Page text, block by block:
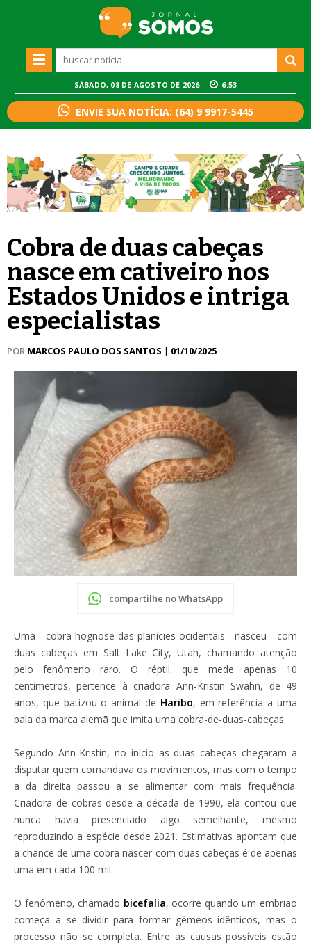
SÁBADO, 08 DE AGOSTO DE 2026 6:53
ENVIE SUA NOTÍCIA: (64) 9 9917-5445
Cobra de duas cabeças
nasce em cativeiro nos
Estados Unidos e intriga
especialistas
POR MARCOS PAULO DOS SANTOS | 01/10/2025
compartilhe no WhatsApp
Uma cobra-hognose-das-planícies-ocidentais nasceu com
duas cabeças em Salt Lake City, Utah, chamando atenção
pelo fenômeno raro. O réptil, que mede apenas 10
centímetros, pertence à criadora Ann-Kristin Swahn, de 49
anos, que batizou o animal de Haribo, em referência a uma
bala da marca alemã que imita uma cobra-de-duas-cabeças.
Segundo Ann-Kristin, no início as duas cabeças chegaram a
disputar quem comandava os movimentos, mas com o tempo
a da direita passou a se alimentar com mais frequência.
Criadora de cobras desde a década de 1990, ela contou que
nunca havia presenciado algo semelhante, mesmo
reproduzindo a espécie desde 2021. Estimativas apontam que
a chance de uma cobra nascer com duas cabeças é de apenas
uma em cada 100 mil.
O fenômeno, chamado bicefalia, ocorre quando um embrião
começa a se dividir para formar gêmeos idênticos, mas o
processo não se completa. Entre as causas possíveis estão